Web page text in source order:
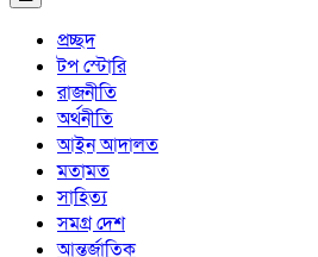
প্রচ্ছদ
টপ স্টোরি
রাজনীতি
অর্থনীতি
আইন আদালত
মতামত
সাহিত্য
সমগ্র দেশ
আন্তর্জাতিক